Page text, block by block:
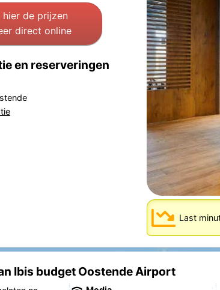
Last
hier de prijzen
direct online
en reserveringen
Ibis budget Oostende Airport